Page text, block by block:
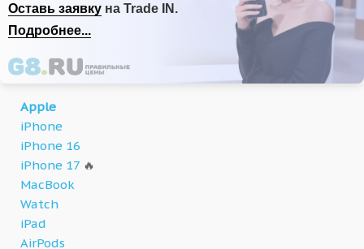
Оставь заявку на Trade IN.
Подробнее...
Apple
iPhone
iPhone 16
iPhone 17 🔥
MacBook
Watch
iPad
AirPods